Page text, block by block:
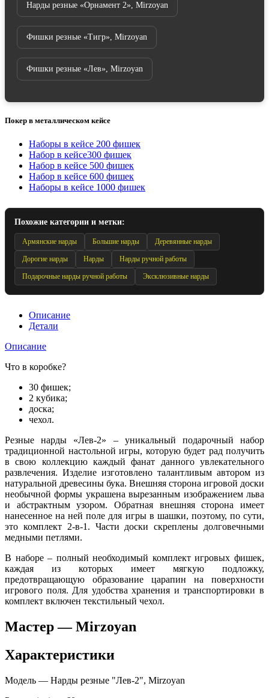
Нарды резные «Орнамент 2», Mirzoyan
Фишки резные «Тигр», Mirzoyan
Фишки резные «Лев», Mirzoyan
Покер в металлическом кейсе
Наборы в кейсе 200 фишек
Набор в кейсе300 фишек
Набор в кейсе 500 фишек
Набор в кейсе 600 фишек
Наборы в кейсе 1000 фишек
Похожие категории и метки:
Армянские нарды Большие нарды Деревянные нарды
Дорогие нарды Нарды Нарды ручной работы
Подарочные нарды ручной работы Эксклюзивные нарды
Описание
Детали
Описание
Что в коробке?
30 фишек;
2 кубика;
доска;
чехол.
Резные нарды «Лев-2» – уникальный подарочный набор
традиционной настольной игры, которую будет рад получить
в свою коллекцию каждый фанат данного увлекательного
развлечения. Изделие изготовлено талантливым автором из
натуральной древесины бука. Внешняя сторона игровой доски
необычной формы украшена вырезанным изображением льва
и абстрактным узором. Обратная внешняя сторона имеет
нанесенное на ней поле для игры в шашки, поэтому, по сути,
это комплект 2-в-1. Части доски скреплены долговечными
медными петлями.
В наборе – полный необходимый комплект игровых фишек,
каждая из которых имеет мягкую подложку,
предотвращающую образование царапин на поверхности
игрового поля. Для удобства хранения и транспортировки в
комплект включен текстильный чехол.
Мастер — Mirzoyan
Характеристики
Модель — Нарды резные "Лев-2", Mirzoyan